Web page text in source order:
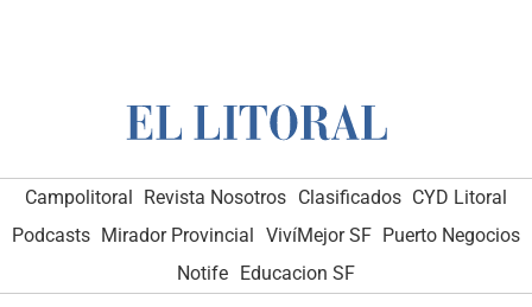
Campolitoral Revista Nosotros Clasificados CYD Litoral
Podcasts Mirador Provincial VivíMejor SF Puerto Negocios
Notife Educacion SF